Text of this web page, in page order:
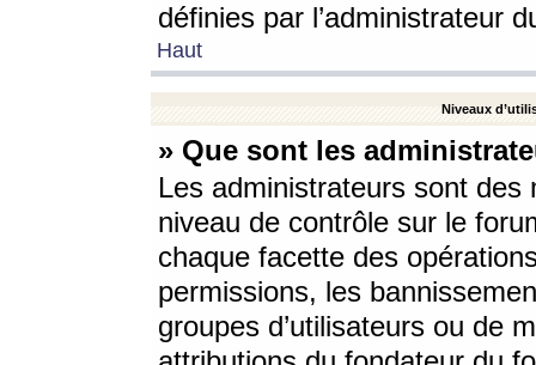
définies par l’administrateur
Haut
Niveaux
» Que sont les
Les administrateurs sont
niveau de contrôle sur le
chaque facette des
permissions, les
groupes d’utilisateurs ou de